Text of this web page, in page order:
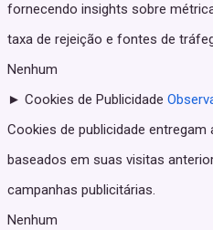
fornecendo insights sobre
taxa de rejeição e fontes de
Nenhum
► Cookies de Publicidade
Cookies de publicidade
baseados em suas visitas
campanhas publicitárias.
Nenhum